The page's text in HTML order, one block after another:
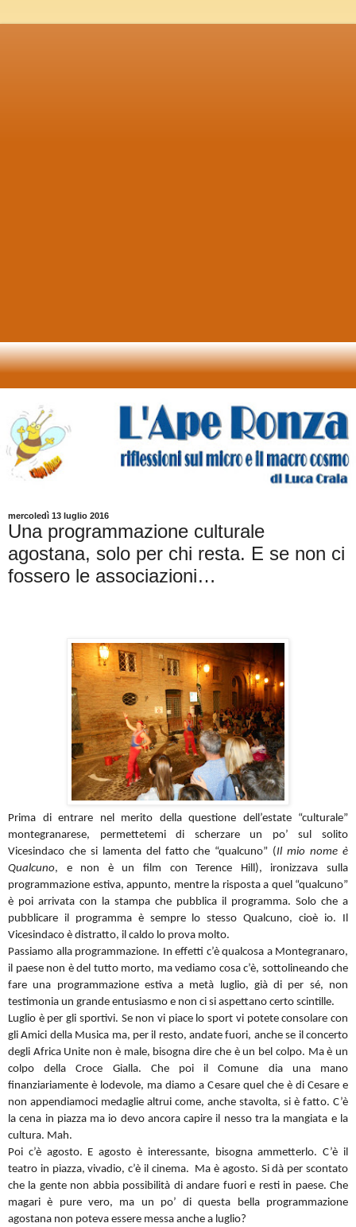
mercoledì 13 luglio 2016
Una programmazione culturale
agostana, solo per chi resta. E se non ci
fossero le associazioni…
Prima di entrare nel merito della questione dell’estate “culturale”
montegranarese, permettetemi di scherzare un po’ sul solito
Vicesindaco che si lamenta del fatto che “qualcuno” (Il mio nome è
Qualcuno, e non è un film con Terence Hill), ironizzava sulla
programmazione estiva, appunto, mentre la risposta a quel “qualcuno”
è poi arrivata con la stampa che pubblica il programma. Solo che a
pubblicare il programma è sempre lo stesso Qualcuno, cioè io. Il
Vicesindaco è distratto, il caldo lo prova molto.
Passiamo alla programmazione. In effetti c’è qualcosa a Montegranaro,
il paese non è del tutto morto, ma vediamo cosa c’è, sottolineando che
fare una programmazione estiva a metà luglio, già di per sé, non
testimonia un grande entusiasmo e non ci si aspettano certo scintille.
Luglio è per gli sportivi. Se non vi piace lo sport vi potete consolare con
gli Amici della Musica ma, per il resto, andate fuori, anche se il concerto
degli Africa Unite non è male, bisogna dire che è un bel colpo. Ma è un
colpo della Croce Gialla. Che poi il Comune dia una mano
finanziariamente è lodevole, ma diamo a Cesare quel che è di Cesare e
non appendiamoci medaglie altrui come, anche stavolta, si è fatto. C’è
la cena in piazza ma io devo ancora capire il nesso tra la mangiata e la
cultura. Mah.
Poi c’è agosto. E agosto è interessante, bisogna ammetterlo. C’è il
teatro in piazza, vivadio, c’è il cinema. Ma è agosto. Si dà per scontato
che la gente non abbia possibilità di andare fuori e resti in paese. Che
magari è pure vero, ma un po’ di questa bella programmazione
agostana non poteva essere messa anche a luglio?